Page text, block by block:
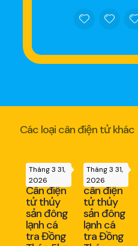
Các loại cân điện tử khác
Tháng 3 31,
2026
Cân điện
tử thủy
sản đông
lạnh cá
tra Đồng
Tháng 3 31,
2026
cân điện
tử thủy
sản đông
lạnh cá
tra Đồng